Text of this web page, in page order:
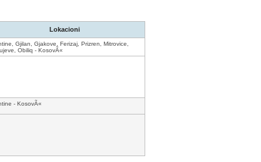
Lokacioni
Gjilan, Gjakove, Ferizaj, Prizren, Mitrovice,
Obiliq - KosovÃ«
- KosovÃ«